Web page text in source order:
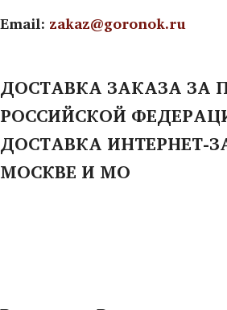
Email: zakaz@goronok.ru
ДОСТАВКА ЗАКАЗА ЗА
РОССИЙСКОЙ
ДОСТАВКА ИНТЕРНЕТ-
МОСКВЕ И МО